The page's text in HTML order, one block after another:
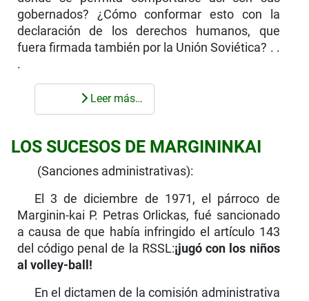
gobernados? ¿Cómo conformar esto con la
declaración de los derechos humanos, que
fuera firmada también por la Unión Soviética? . .
.
Leer más…
LOS SUCESOS DE MARGININKAI
(Sanciones administrativas):
El 3 de diciembre de 1971, el párroco de
Marginin-kai P. Petras Orlickas, fué sancionado
a causa de que había infringido el artículo 143
del código penal de la RSSL:¡jugó con los niños
al volley-ball!
En el dictamen de la comisión administrativa